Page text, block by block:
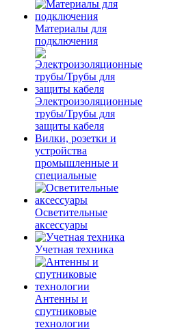
Материалы для
подключения
Электроизоляционные
трубы/Трубы для
защиты кабеля
Вилки, розетки и
устройства
промышленные и
специальные
Осветительные
аксессуары
Учетная техника
Антенны и
спутниковые
технологии